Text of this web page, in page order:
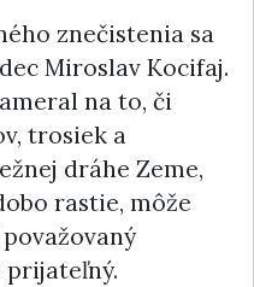
znečistenia sa
Miroslav Kocifaj.
na to, či
trosiek a
dráhe Zeme,
rastie, môže
prijateľný.